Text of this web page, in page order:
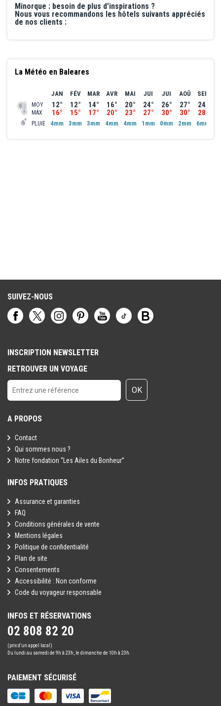
Minorque : besoin de plus d'inspirations ?
Nous vous recommandons les hôtels suivants appréciés
de nos clients :
La Météo en Baleares
MOY
MAX
PLUIE
JAN
12°
16°
4mm
FÉV
12°
15°
3mm
MAR
14°
17°
3mm
AVR
16°
20°
4mm
MAI
20°
23°
4mm
JUI
24°
27°
1mm
JUI
26°
30°
0mm
AOÛ
27°
30°
2mm
SEP
24°
28°
6mm
SUIVEZ-NOUS
INSCRIPTION NEWSLETTER
RETROUVER UN VOYAGE
OK
A PROPOS
Contact
Qui sommes nous ?
Notre fondation “Les Ailes du Bonheur”
INFOS PRATIQUES
Assurance et garanties
FAQ
Conditions générales de vente
Mentions légales
Politique de confidentialité
Plan de site
Consentements
Accessibilité : Non conforme
Code du voyageur responsable
INFOS ET RÉSERVATIONS
02 808 82 20
(prix d’un appel local)
Du lundi au samedi de 9h à 23h, le dimanche de 10h à 23h.
PAIEMENT SÉCURISÉ